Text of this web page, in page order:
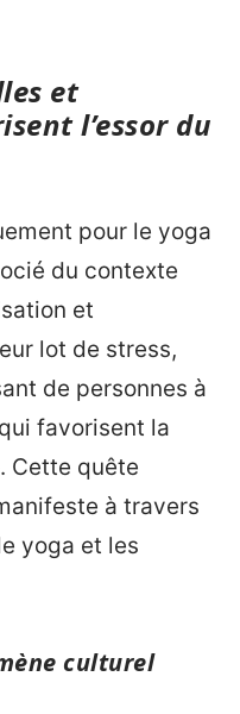
et
l’essor du
pour le yoga
du contexte
et
lot de stress,
de personnes à
favorisent la
Cette quête
à travers
yoga et les
culturel